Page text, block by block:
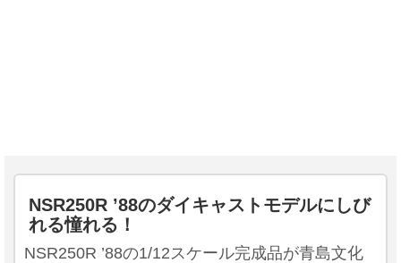
NSR250R ’88のダイキャストモデルにしび
れる憧れる！
NSR250R ’88の1/12スケール完成品が青島文化